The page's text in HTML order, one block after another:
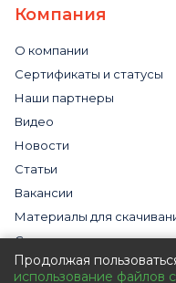
Компания
О компании
Сертификаты и статусы
Наши партнеры
Видео
Новости
Статьи
Вакансии
Материалы для
Cогласие на
Обработка
«Яндекс.Метрика»
Продолжая
использование файлов